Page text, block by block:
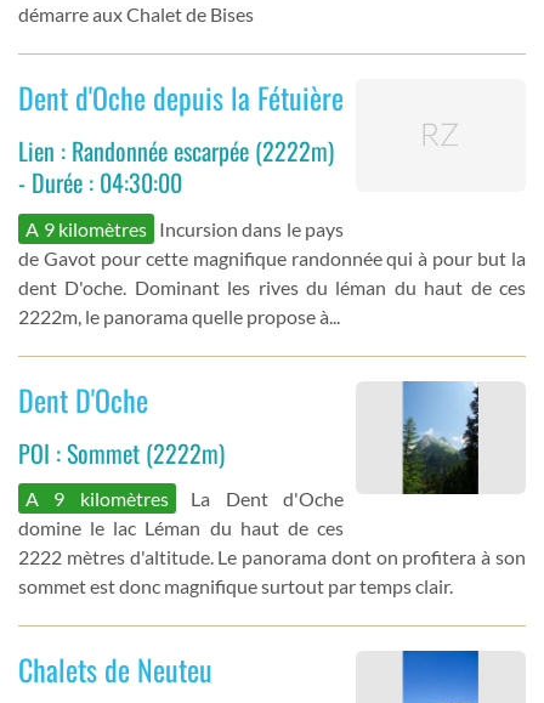
démarre aux Chalet de Bises
Dent d'Oche depuis la Fétuière
Lien : Randonnée escarpée (2222m)
- Durée : 04:30:00
A 9 kilomètres Incursion dans le pays
de Gavot pour cette magnifique randonnée qui à pour but la
dent D'oche. Dominant les rives du léman du haut de ces
2222m, le panorama quelle propose à...
Dent D'Oche
POI : Sommet (2222m)
A 9 kilomètres
La Dent d'Oche
domine le lac Léman du haut de ces
2222 mètres d'altitude. Le panorama dont on profitera à son
sommet est donc magnifique surtout par temps clair.
Chalets de Neuteu